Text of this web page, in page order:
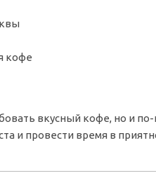
кофе
вкусный кофе, но и по-
и провести время в